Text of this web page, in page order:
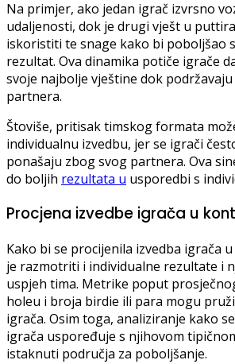
Na primjer, ako jedan igrač izvrsno
udaljenosti, dok je drugi vješt u
iskoristiti te snage kako bi poboljšao
rezultat. Ova dinamika potiče igrače
svoje najbolje vještine dok
partnera.
Štoviše, pritisak timskog formata
individualnu izvedbu, jer se igrači
ponašaju zbog svog partnera. Ova
do boljih rezultata u usporedbi s
Procjena izvedbe igrača u
Kako bi se procijenila izvedba igrača
je razmotriti i individualne rezultate i
uspjeh tima. Metrike poput
holeu i broja birdie ili para mogu
igrača. Osim toga, analiziranje kako
igrača uspoređuje s njihovom
istaknuti područja za poboljšanje.